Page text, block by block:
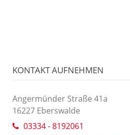
KONTAKT AUFNEHMEN
Angermünder Straße 41a
16227 Eberswalde
03334 - 8192061